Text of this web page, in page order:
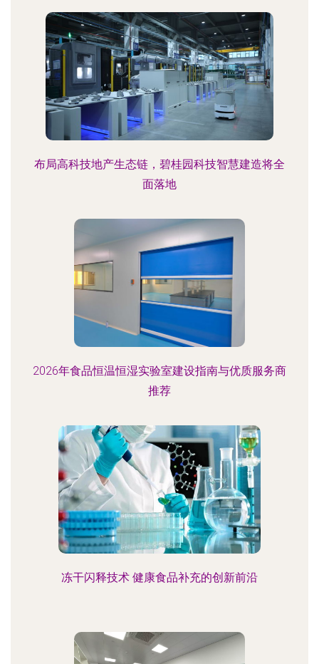
布局高科技地产生态链，碧桂园科技智慧建造将全
面落地
2026年食品恒温恒湿实验室建设指南与优质服务商
推荐
冻干闪释技术 健康食品补充的创新前沿